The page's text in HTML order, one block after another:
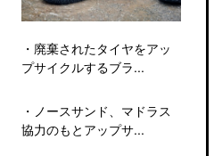
・ 廃棄されたタイヤをアッ
プサイクルするブラ...
・ ノースサンド、マドラス
協力のもとアップサ...